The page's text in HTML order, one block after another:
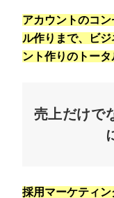
アカウントのコ
ル作りまで、ビ
ント作りのトー
売上だけで
採用マーケティ